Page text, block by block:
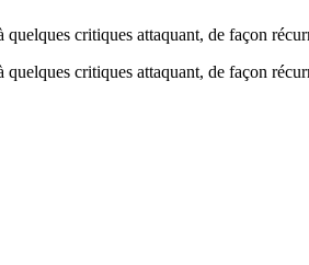
critiques attaquant, de façon
critiques attaquant, de façon